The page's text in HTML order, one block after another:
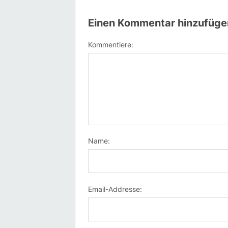
Einen Kommentar
Kommentiere:
Name:
Email-Addresse: